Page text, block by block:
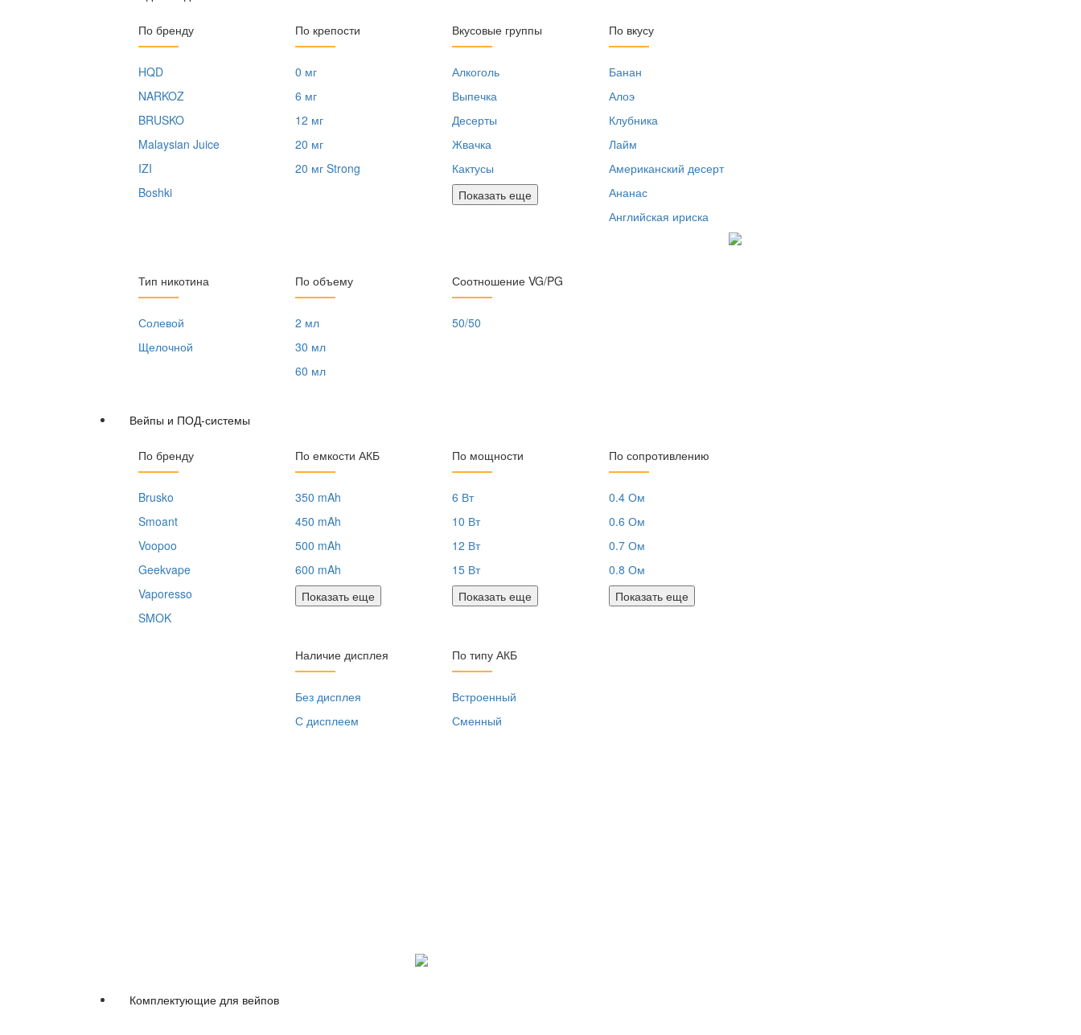
По бренду
HQD
NARKOZ
BRUSKO
Malaysian Juice
IZI
Boshki
По крепости
0 мг
6 мг
12 мг
20 мг
20 мг Strong
Вкусовые группы
Алкоголь
Выпечка
Десерты
Жвачка
Кактусы
Показать еще
По вкусу
Банан
Алоэ
Клубника
Лайм
Американский десерт
Ананас
Английская ириска
Тип никотина
Солевой
Щелочной
По объему
2 мл
30 мл
60 мл
Соотношение VG/PG
50/50
Вейпы и ПОД-системы
По бренду
Brusko
Smoant
Voopoo
Geekvape
Vaporesso
SMOK
По емкости АКБ
350 mAh
450 mAh
500 mAh
600 mAh
Показать еще
По мощности
6 Вт
10 Вт
12 Вт
15 Вт
Показать еще
По сопротивлению
0.4 Ом
0.6 Ом
0.7 Ом
0.8 Ом
Показать еще
Наличие дисплея
Без дисплея
С дисплеем
По типу АКБ
Встроенный
Сменный
Комплектующие для вейпов